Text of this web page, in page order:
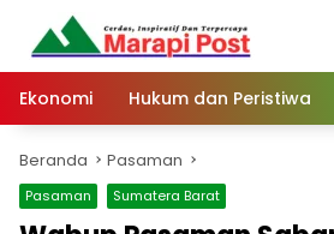
Langsung
konten
Ekonomi
Hukum dan Peristiwa
Beranda Pasaman
Pasaman Sumatera Barat